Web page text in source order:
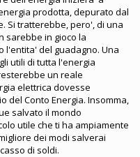
prodotta, depurato dal
Si tratterebbe, pero', di una
sarebbe in gioco la
l'entita' del guadagno. Una
utili di tutta l'energia
un reale
elettrica dovesse
del Conto Energia. Insomma,
salvato il mondo
utile che ti ha ampiamente
dei modi salverai
di soldi.